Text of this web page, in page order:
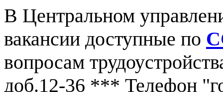
В Центральном
вакансии доступные по
вопросам
доб.12-36 *** Телефон